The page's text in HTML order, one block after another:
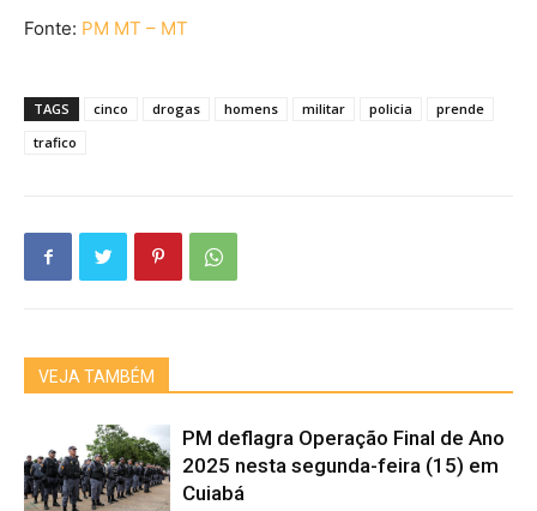
Fonte: PM MT – MT
TAGS cinco drogas homens militar policia
prende
trafico
VEJA TAMBÉM
PM deflagra Operação Final de Ano
2025 nesta segunda-feira (15) em
Cuiabá